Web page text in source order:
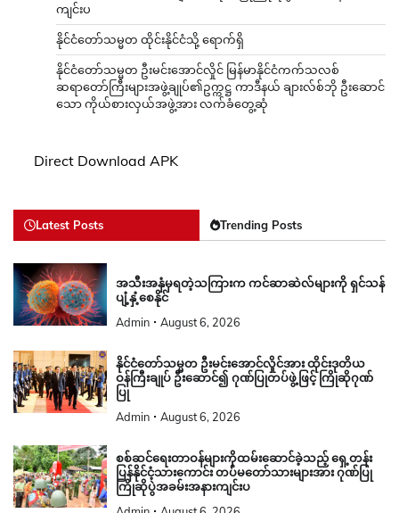
ကျင်းပ
နိုင်ငံတော်သမ္မတ ထိုင်းနိုင်ငံသို့ ရောက်ရှိ
နိုင်ငံတော်သမ္မတ ဦးမင်းအောင်လှိုင် မြန်မာနိုင်ငံကက်သလစ်
ဆရာတော်ကြီးများအဖွဲ့ချုပ်၏ဥက္ကဋ္ဌ ကာဒီနယ် ချားလ်စ်ဘို ဦးဆောင်
သော ကိုယ်စားလှယ်အဖွဲ့အား လက်ခံတွေ့ဆုံ
Direct Download APK
Latest Posts Trending Posts
အသီးအနှံမှရတဲ့သကြားက ကင်ဆာဆဲလ်များကို ရှင်သန်
ပျံ့နှံ့စေနိုင်
Admin August 6, 2026
နိုင်ငံတော်သမ္မတ ဦးမင်းအောင်လှိုင်အား ထိုင်းဒုတိယ
ဝန်ကြီးချုပ် ဦးဆောင်၍ ဂုဏ်ပြုတပ်ဖွဲ့ဖြင့် ကြိုဆိုဂုဏ်
ပြု
Admin August 6, 2026
စစ်ဆင်ရေးတာဝန်များကိုထမ်းဆောင်ခဲ့သည့် ရှေ့တန်း
ပြန်နိုင်ငံ့သားကောင်း တပ်မတော်သားများအား ဂုဏ်ပြု
ကြိုဆိုပွဲအခမ်းအနားကျင်းပ